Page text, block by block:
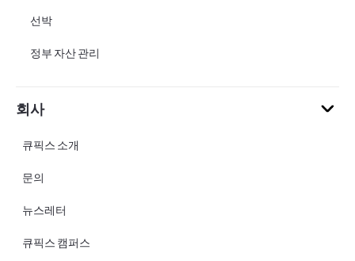
선박
정부 자산 관리
회사
큐픽스 소개
문의
뉴스레터
큐픽스 캠퍼스